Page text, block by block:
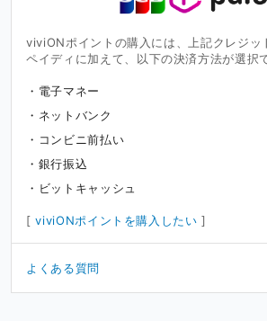
viviONポイントの購入には、上記クレジッ
ペイディに加えて、以下の決済方法が選択
電子マネー
ネットバンク
コンビニ前払い
銀行振込
ビットキャッシュ
[viviONポイントを購入したい ]
よくある質問